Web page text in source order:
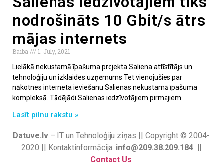
nodrošināts 10 Gbit/s ātrs
mājas internets
Baiba
1. July, 2021
Lielākā nekustamā īpašuma projekta Saliena attīstītājs un
tehnoloģiju un izklaides uzņēmums Tet vienojušies par
nākotnes interneta ieviešanu Salienas nekustamā īpašuma
kompleksā. Tādējādi Salienas iedzīvotājiem pirmajiem
Lasīt pilnu rakstu »
Datuve.lv– IT un Tehnoloģiju ziņas || Copyright © 2004-
2020 || Kontaktinformācija: info@209.38.209.184 ||
Contact Us